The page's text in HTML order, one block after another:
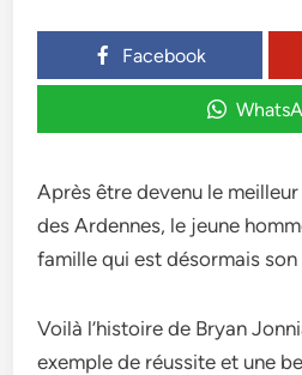
Facebook
Après être devenu le
des Ardennes, le jeune
famille qui est désormais son
Voilà l’histoire de Bryan
exemple de réussite et une